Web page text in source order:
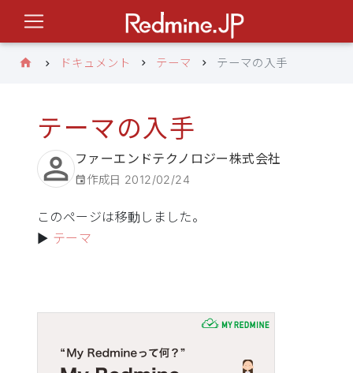
ドキュメント テーマ テーマの入手
テーマの入手
ファーエンドテクノロジー株式会社
作成日 2012/02/24
このページは移動しました。
▶ テーマ